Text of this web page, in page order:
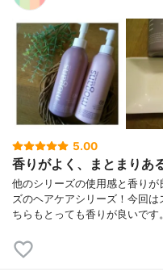
5.00
香りがよく、まとまりあ
他のシリーズの使用感と香り
ズのヘアケアシリーズ！今回
ちらもとっても香りが良いで